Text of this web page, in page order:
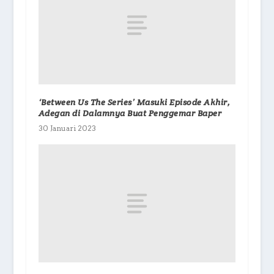
‘Between Us The Series’ Masuki Episode Akhir,
Adegan di Dalamnya Buat Penggemar Baper
30 Januari 2023